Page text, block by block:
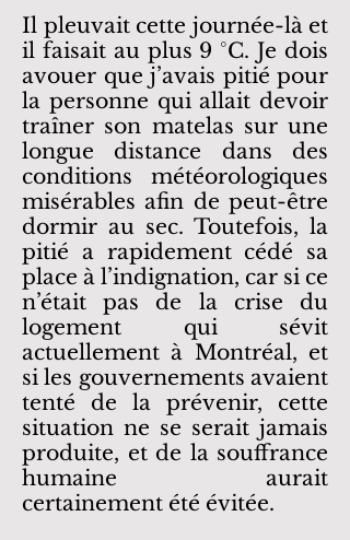
Il pleuvait cette journée-là et
il faisait au plus 9 °C. Je dois
avouer que j’avais pitié pour
la personne qui allait devoir
traîner son matelas sur une
longue distance dans des
conditions météorologiques
misérables afin de peut-être
dormir au sec. Toutefois, la
pitié a rapidement cédé sa
place à l’indignation, car si ce
n’était pas de la crise du
logement qui sévit
actuellement à Montréal, et
si les gouvernements avaient
tenté de la prévenir, cette
situation ne se serait jamais
produite, et de la souffrance
humaine aurait
certainement été évitée.